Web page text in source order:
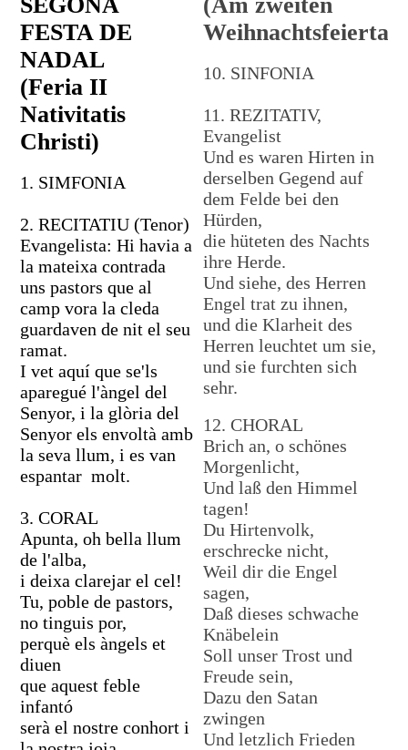
FESTA DE
NADAL
(Feria II
Nativitatis
Christi)
1. SIMFONIA
2. RECITATIU (Tenor)
Evangelista: Hi havia a
la mateixa contrada
uns pastors que al
camp vora la cleda
guardaven de nit el seu
ramat.
I vet aquí que se'ls
aparegué l'àngel del
Senyor, i la glòria del
Senyor els envoltà amb
la seva llum, i es van
espantar molt.
3. CORAL
Apunta, oh bella llum
de l'alba,
i deixa clarejar el cel!
Tu, poble de pastors,
no tinguis por,
perquè els àngels et
diuen
que aquest feble
infantó
serà el nostre conhort i
10. SINFONIA
11. REZITATIV,
Evangelist
Und es waren Hirten in
derselben Gegend auf
dem Felde bei den
Hürden,
die hüteten des Nachts
ihre Herde.
Und siehe, des Herren
Engel trat zu ihnen,
und die Klarheit des
Herren leuchtet um sie,
und sie furchten sich
sehr.
12. CHORAL
Brich an, o schönes
Morgenlicht,
Und laß den Himmel
tagen!
Du Hirtenvolk,
erschrecke nicht,
Weil dir die Engel
sagen,
Daß dieses schwache
Knäbelein
Soll unser Trost und
Freude sein,
Dazu den Satan
zwingen
Und letzlich Frieden